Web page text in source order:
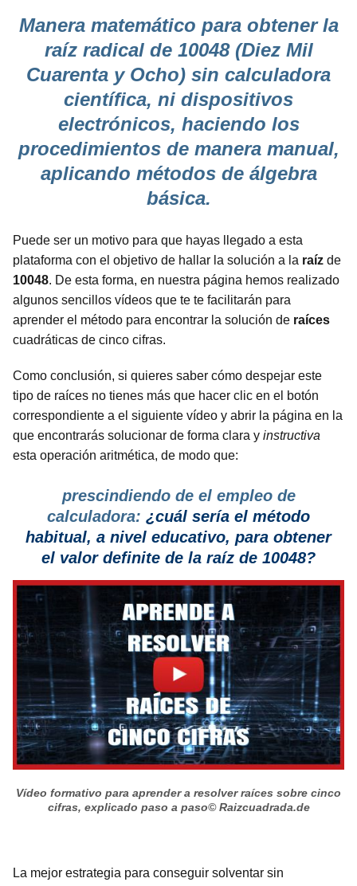
Manera matemático para obtener la
raíz radical de 10048 (Diez Mil
Cuarenta y Ocho) sin calculadora
científica, ni dispositivos
electrónicos, haciendo los
procedimientos de manera manual,
aplicando métodos de álgebra
básica.
Puede ser un motivo para que hayas llegado a esta
plataforma con el objetivo de hallar la solución a la raíz de
10048. De esta forma, en nuestra página hemos realizado
algunos sencillos vídeos que te te facilitarán para
aprender el método para encontrar la solución de raíces
cuadráticas de cinco cifras.
Como conclusión, si quieres saber cómo despejar este
tipo de raíces no tienes más que hacer clic en el botón
correspondiente a el siguiente vídeo y abrir la página en la
que encontrarás solucionar de forma clara y instructiva
esta operación aritmética, de modo que:
prescindiendo de el empleo de
calculadora: ¿cuál sería el método
habitual, a nivel educativo, para obtener
el valor definite de la raíz de 10048?
Vídeo formativo para aprender a resolver raíces sobre cinco
cifras, explicado paso a paso© Raizcuadrada.de
La mejor estrategia para conseguir solventar sin